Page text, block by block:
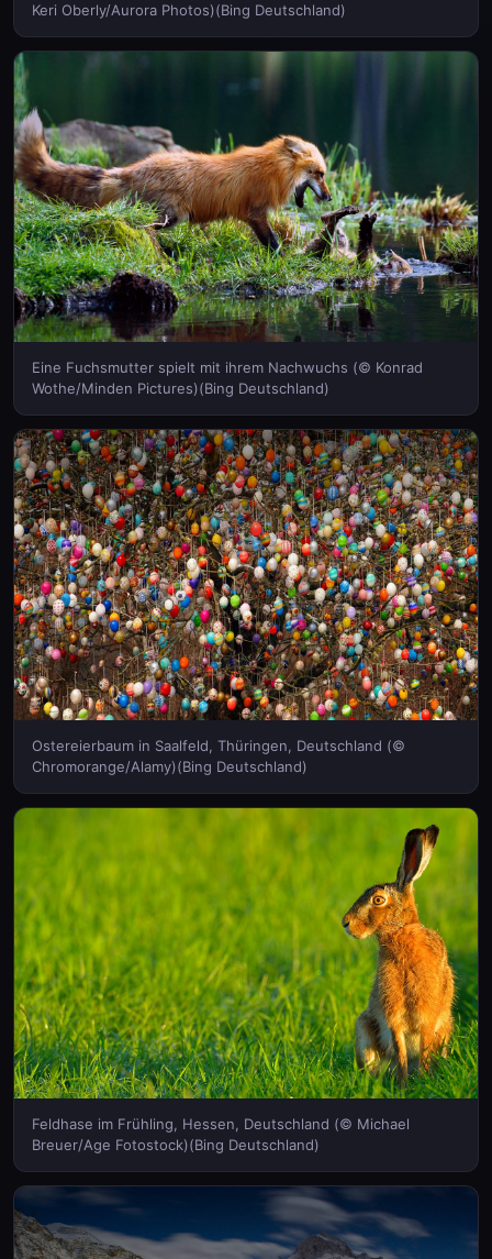
Keri Oberly/Aurora Photos)(Bing Deutschland)
Eine Fuchsmutter spielt mit ihrem Nachwuchs (© Konrad
Wothe/Minden Pictures)(Bing Deutschland)
Ostereierbaum in Saalfeld, Thüringen, Deutschland (©
Chromorange/Alamy)(Bing Deutschland)
Feldhase im Frühling, Hessen, Deutschland (© Michael
Breuer/Age Fotostock)(Bing Deutschland)